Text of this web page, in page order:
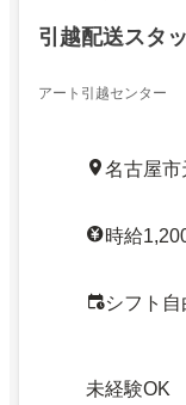
引越配送スタ
アート引越センター
名古屋市
時給
シフト
未経験OK